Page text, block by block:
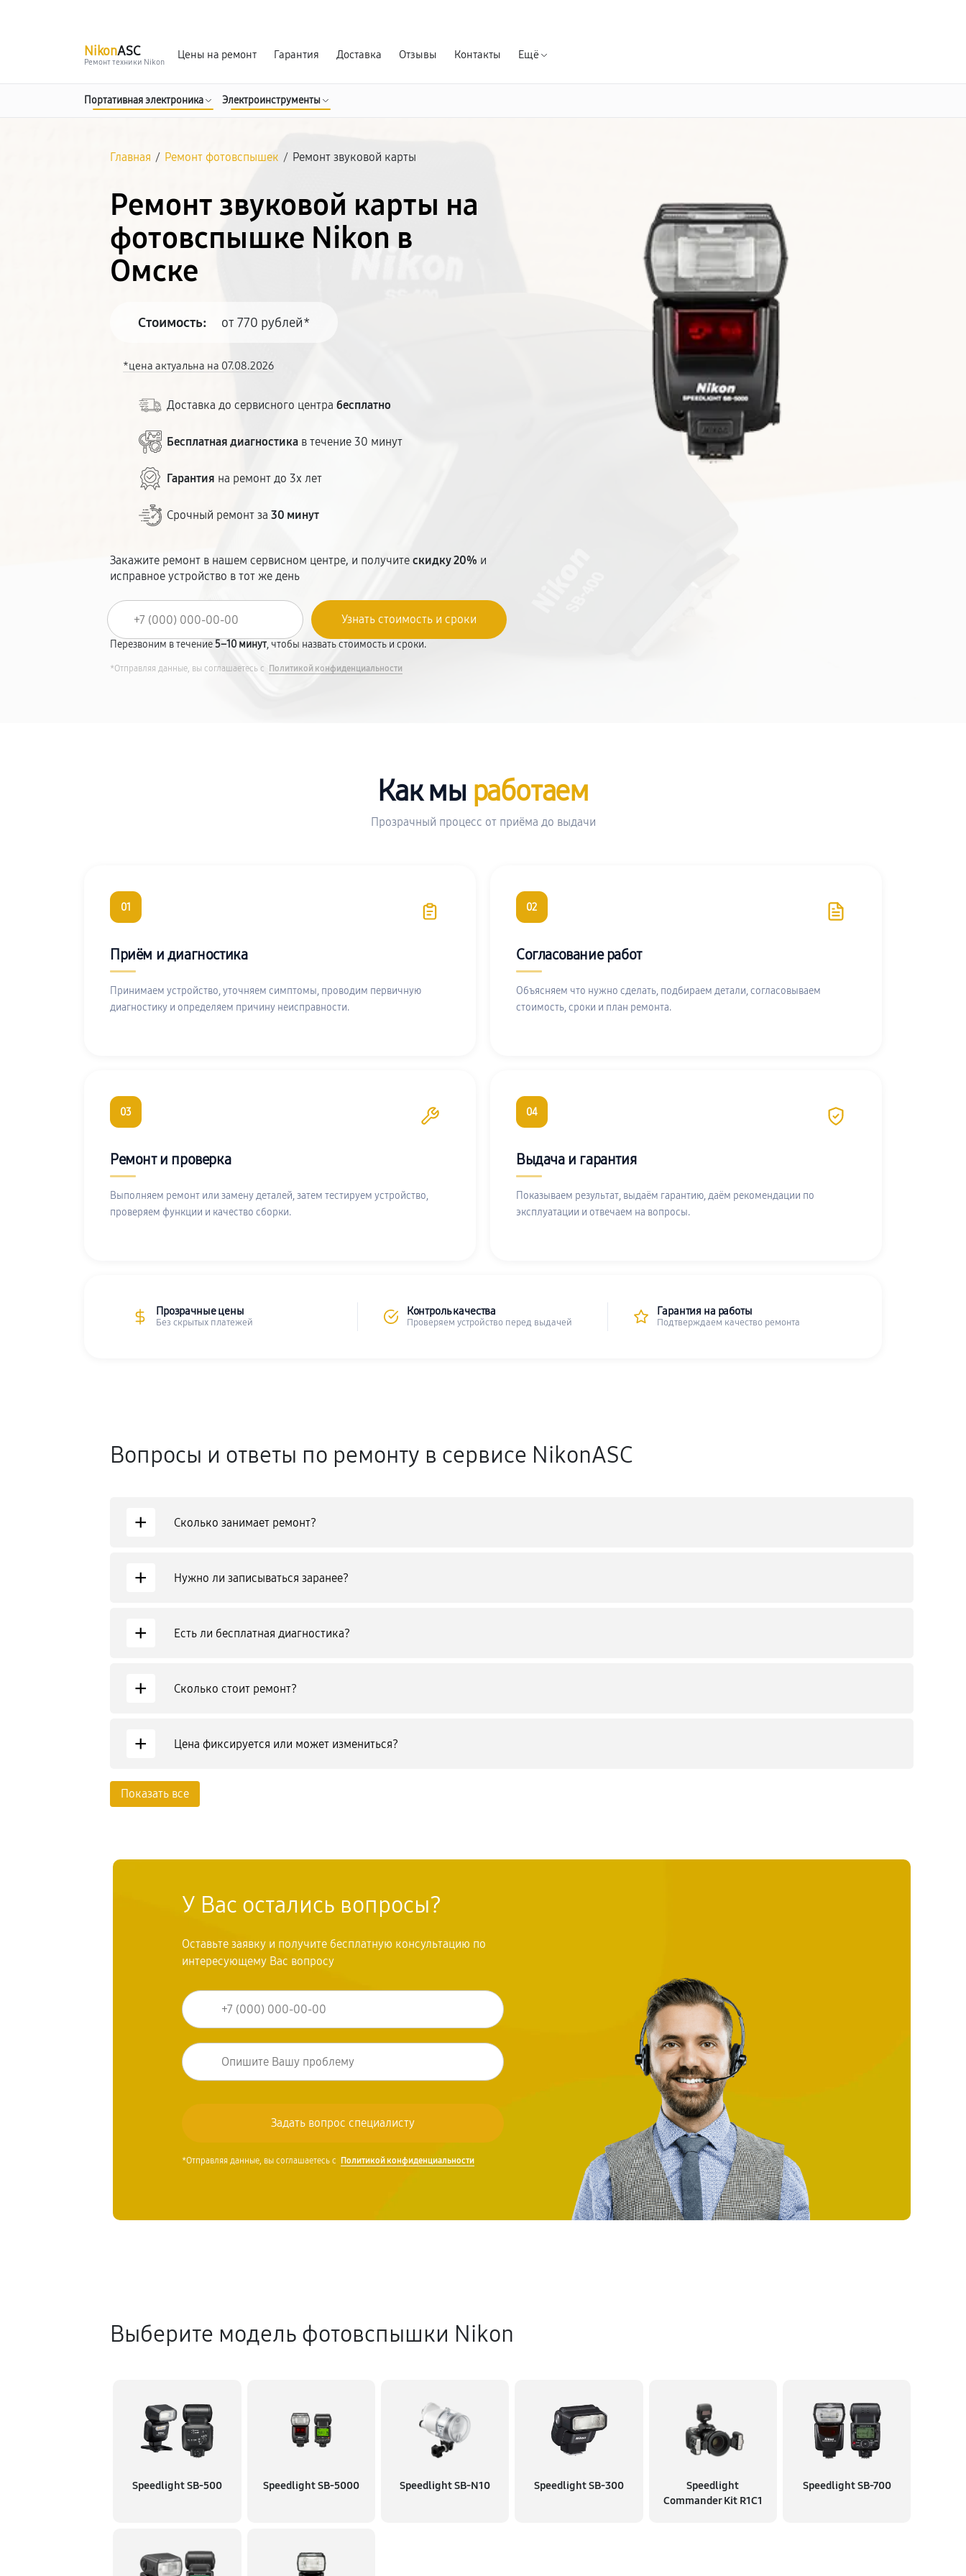
NikonASC
Ремонт техники Nikon
Цены на ремонт Гарантия Доставка Отзывы Контакты Ещё
Портативная электроника Электроинструменты
Главная / Ремонт фотовспышек / Ремонт звуковой карты
Ремонт звуковой карты на
фотовспышке Nikon в
Омске
Стоимость: от 770 рублей*
*цена актуальна на 07.08.2026
Доставка до сервисного центрабесплатно
Бесплатная диагностика в течение 30 минут
Гарантия на ремонт до 3х лет
Срочный ремонт за30 минут
Закажите ремонт в нашем сервисном центре, и получитескидку 20% и
исправное устройство в тот же день
Перезвоним в течение 5–10 минут, чтобы назвать стоимость и сроки.
*Отправляя данные, вы соглашаетесь с Политикой конфиденциальности
Как мы работаем
Прозрачный процесс от приёма до выдачи
01
Приём и диагностика
Принимаем устройство, уточняем симптомы, проводим первичную
диагностику и определяем причину неисправности.
02
Согласование работ
Объясняем что нужно сделать, подбираем детали, согласовываем
стоимость, сроки и план ремонта.
03
Ремонт и проверка
Выполняем ремонт или замену деталей, затем тестируем устройство,
проверяем функции и качество сборки.
04
Выдача и гарантия
Показываем результат, выдаём гарантию, даём рекомендации по
эксплуатации и отвечаем на вопросы.
Прозрачные цены
Без скрытых платежей
Контроль качества
Проверяем устройство перед выдачей
Гарантия на работы
Подтверждаем качество ремонта
Вопросы и ответы по ремонту в сервисе NikonASC
+ Сколько занимает ремонт?
+ Нужно ли записываться заранее?
+ Есть ли бесплатная диагностика?
+ Сколько стоит ремонт?
+ Цена фиксируется или может измениться?
Показать все
У Вас остались вопросы?
Оставьте заявку и получите бесплатную консультацию по
интересующему Вас вопросу
*Отправляя данные, вы соглашаетесь с Политикой конфиденциальности
Выберите модель фотовспышки Nikon
Speedlight SB-500 Speedlight SB-5000 Speedlight SB-N10 Speedlight SB-300
Speedlight
Commander Kit R1C1
Speedlight SB-700